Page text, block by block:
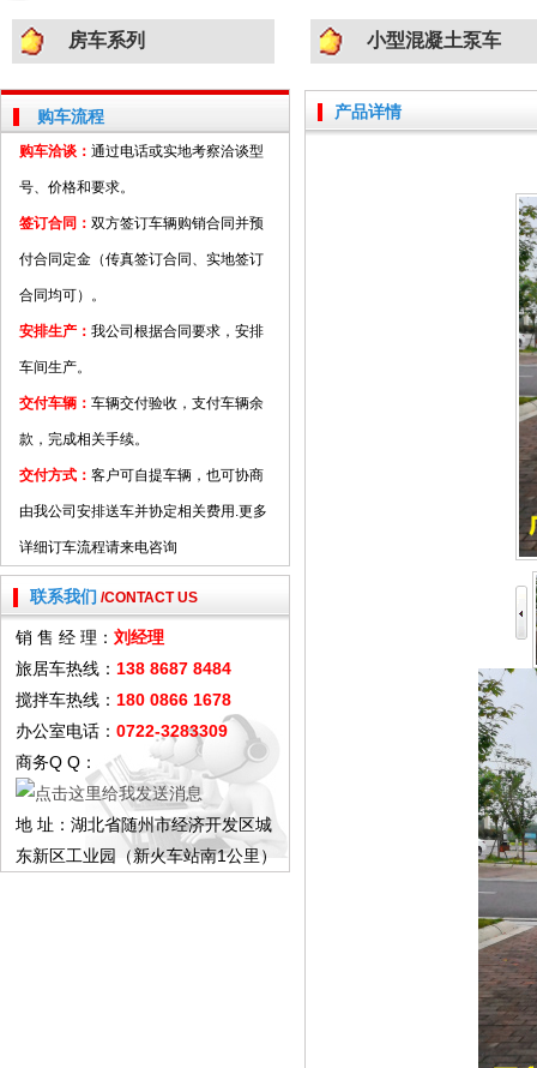
房车系列 小型混凝土泵车
购车流程
购车洽谈： 通过电话或实地考察洽谈型
号、价格和要求。
签订合同： 双方签订车辆购销合同并预
付合同定金（传真签订合同、实地签订
合同均可）。
安排生产： 我公司根据合同要求，安排
车间生产。
交付车辆： 车辆交付验收，支付车辆余
款，完成相关手续。
交付方式： 客户可自提车辆，也可协商
由我公司安排送车并协定相关费用.更多
详细订车流程请来电咨询
联系我们 /CONTACT US
销 售 经 理： 刘经理
旅居车热线： 138 8687 8484
搅拌车热线： 180 0866 1678
办公室电话： 0722-3283309
商务Q Q：
地 址：湖北省随州市经济开发区城
东新区工业园（新火车站南1公里）
产品详情